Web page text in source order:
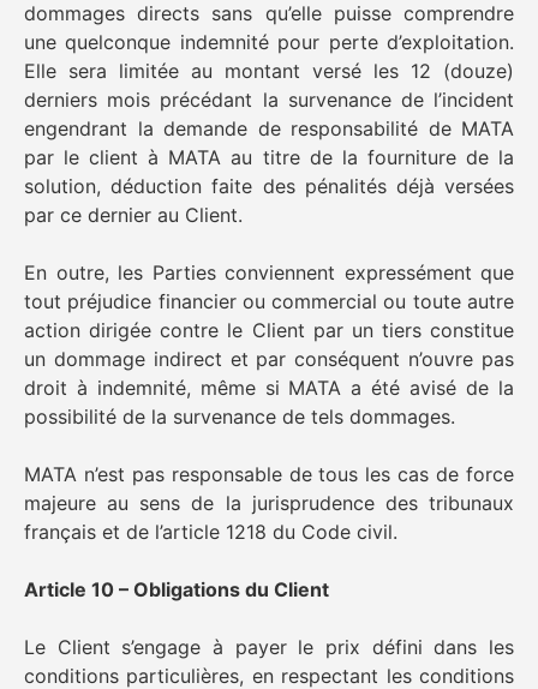
dommages directs sans qu’elle puisse comprendre
une quelconque indemnité pour perte d’exploitation.
Elle sera limitée au montant versé les 12 (douze)
derniers mois précédant la survenance de l’incident
engendrant la demande de responsabilité de MATA
par le client à MATA au titre de la fourniture de la
solution, déduction faite des pénalités déjà versées
par ce dernier au Client.
En outre, les Parties conviennent expressément que
tout préjudice financier ou commercial ou toute autre
action dirigée contre le Client par un tiers constitue
un dommage indirect et par conséquent n’ouvre pas
droit à indemnité, même si MATA a été avisé de la
possibilité de la survenance de tels dommages.
MATA n’est pas responsable de tous les cas de force
majeure au sens de la jurisprudence des tribunaux
français et de l’article 1218 du Code civil.
Article 10 – Obligations du Client
Le Client s’engage à payer le prix défini dans les
conditions particulières, en respectant les conditions